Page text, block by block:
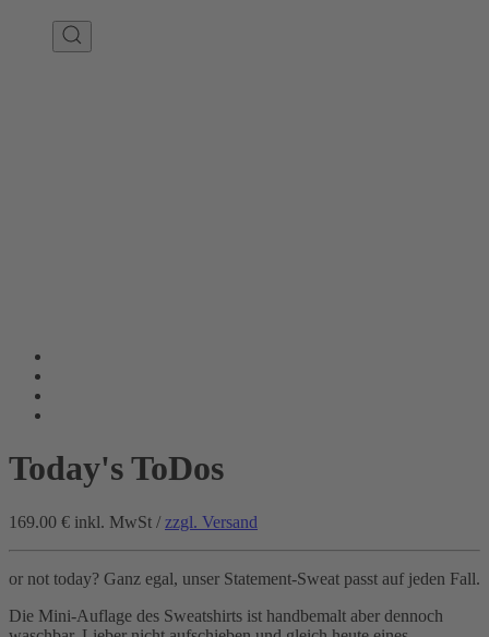
Today's ToDos
169.00 € inkl. MwSt / zzgl. Versand
or not today? Ganz egal, unser Statement-Sweat passt auf jeden Fall.
Die Mini-Auflage des Sweatshirts ist handbemalt aber dennoch